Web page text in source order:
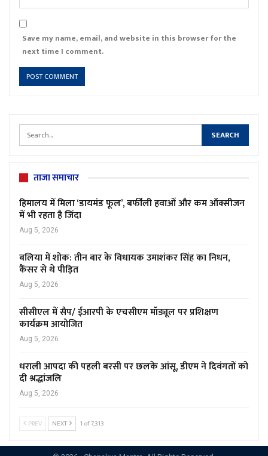
Save my name, email, and website in this browser for the
next time I comment.
ताजा समाचार
हिमालय में मिला ‘डायमंड फूल’, बर्फीली हवाओं और कम ऑक्सीजन
में भी रहता है जिंदा
Aug 5, 2026
बलिया में शोक: तीन बार के विधायक उमाशंकर सिंह का निधन,
कैंसर से थे पीड़ित
Aug 5, 2026
सीसीएल में सैप/ ईआरपी के एचसीएम मॉड्यूल पर प्रशिक्षण
कार्यक्रम आयोजित
Aug 5, 2026
धराली आपदा की पहली बरसी पर छलके आंसू, डीएम ने दिवंगतों को
दी श्रद्धांजलि
Aug 5, 2026
PREV NEXT 1 of 7,313